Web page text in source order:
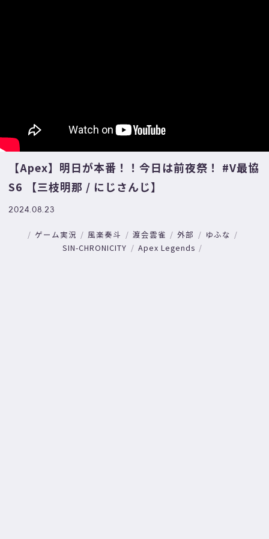
【Apex】明日が本番！！今日は前夜祭！ #V最協
S6 【三枝明那 / にじさんじ】
2024.08.23
ゲーム実況 風楽奏斗 渡会雲雀 外部
ゆふな
SIN-CHRONICITY
Apex Legends